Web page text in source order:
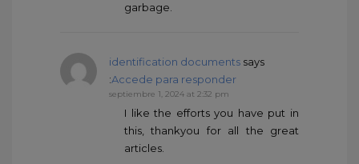
garbage.
identification documents says
:Accede para responder
septiembre 1, 2024 at 2:32 pm
I like the efforts you have put in
this, thankyou for all the great
articles.